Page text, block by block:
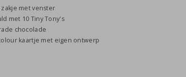
zakje met venster
met 10 Tiny Tony's
chocolade
kaartje met eigen ontwerp